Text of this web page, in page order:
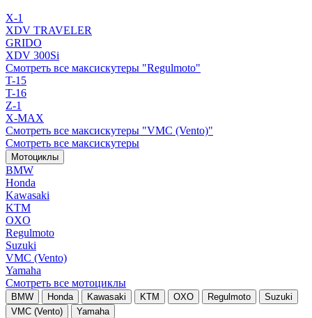
X-1
XDV TRAVELER
GRIDO
XDV 300Si
Смотреть все максискутеры "Regulmoto"
T-15
T-16
Z-1
X-MAX
Смотреть все максискутеры "VMC (Vento)"
Смотреть все максискутеры
Мотоциклы
BMW
Honda
Kawasaki
KTM
OXO
Regulmoto
Suzuki
VMC (Vento)
Yamaha
Смотреть все мотоциклы
BMW Honda Kawasaki KTM OXO Regulmoto
Suzuki
VMC (Vento)
Yamaha